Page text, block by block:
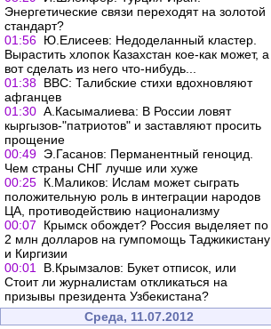
Энергетические связи переходят на золотой
стандарт?
01:56 Ю.Елисеев: Недоделанный кластер.
Вырастить хлопок Казахстан кое-как может, а
вот сделать из него что-нибудь...
01:38 ВВС: Талибские стихи вдохновляют
афганцев
01:30 А.Касымалиева: В России ловят
кыргызов-"патриотов" и заставляют просить
прощение
00:49 Э.Гасанов: Перманентный геноцид.
Чем страны СНГ лучше или хуже
00:25 К.Маликов: Ислам может сыграть
положительную роль в интеграции народов
ЦА, противодействию национализму
00:07
Крымск обождет? Россия выделяет по
2 млн долларов на гумпомощь Таджикистану
и Киргизии
00:01
В.Крымзалов: Букет отписок, или
Стоит ли журналистам откликаться на
призывы президента Узбекистана?
Среда, 11.07.2012